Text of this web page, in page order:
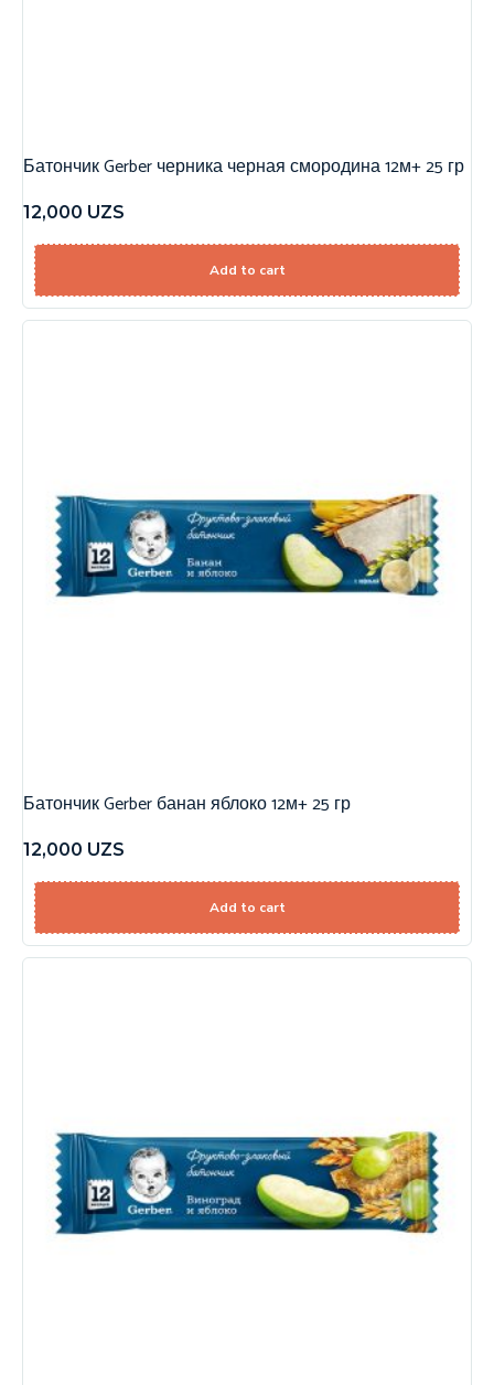
Батончик Gerber черника черная смородина 12м+ 25 гр
12,000 UZS
Add to cart
Батончик Gerber банан яблоко 12м+ 25 гр
12,000 UZS
Add to cart